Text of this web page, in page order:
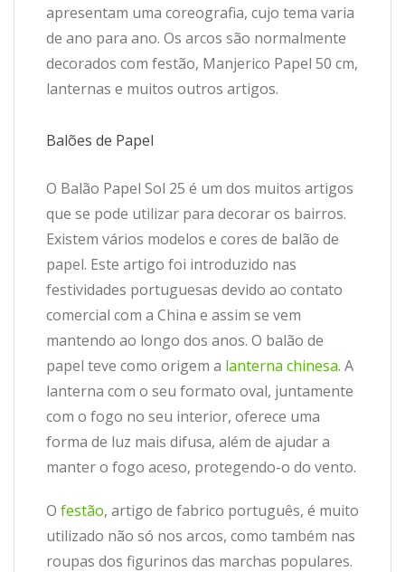
apresentam uma coreografia, cujo tema varia
de ano para ano. Os arcos são normalmente
decorados com festão, Manjerico Papel 50 cm,
lanternas e muitos outros artigos.
Balões de Papel
O Balão Papel Sol 25 é um dos muitos artigos
que se pode utilizar para decorar os bairros.
Existem vários modelos e cores de balão de
papel. Este artigo foi introduzido nas
festividades portuguesas devido ao contato
comercial com a China e assim se vem
mantendo ao longo dos anos. O balão de
papel teve como origem a lanterna chinesa. A
lanterna com o seu formato oval, juntamente
com o fogo no seu interior, oferece uma
forma de luz mais difusa, além de ajudar a
manter o fogo aceso, protegendo-o do vento.
O festão, artigo de fabrico português, é muito
utilizado não só nos arcos, como também nas
roupas dos figurinos das marchas populares.